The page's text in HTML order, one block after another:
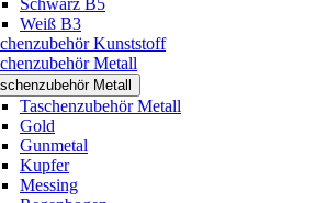
Schwarz B5
Weiß B3
Kunststoff
Metall
Metall
Taschenzubehör Metall
Gold
Gunmetal
Kupfer
Messing